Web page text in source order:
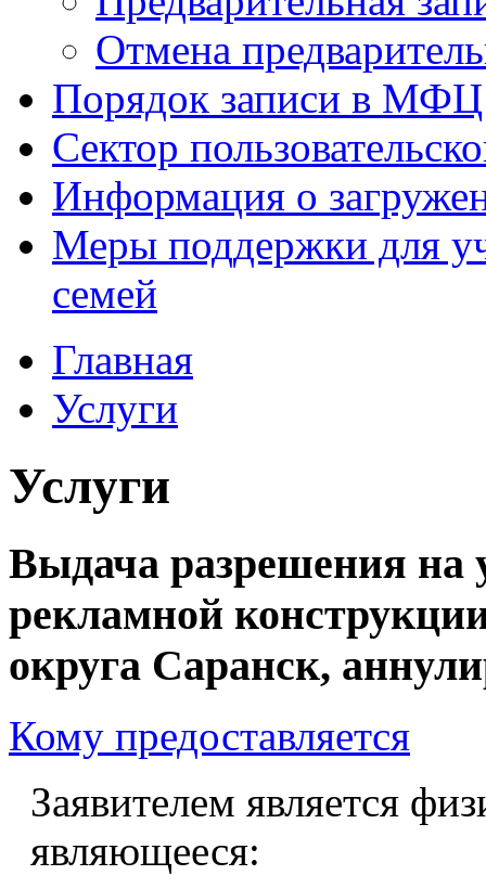
Отмена
Порядок записи в МФЦ
Сектор
Информация о
Меры поддержки для
семей
Главная
Услуги
Услуги
Выдача разрешения на
рекламной
округа Саранск,
Кому предоставляется
Заявителем является
являющееся: